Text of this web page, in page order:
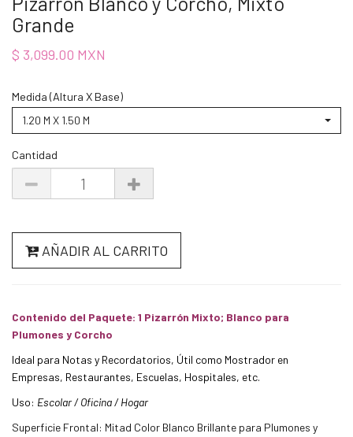
Grande
$ 3,099.00 MXN
Medida (Altura X Base)
1.20 M X 1.50 M
Cantidad
AÑADIR AL CARRITO
Contenido del Paquete: 1 Pizarrón Mixto; Blanco para
Plumones y Corcho
Ideal para Notas y Recordatorios, Útil como Mostrador en
Empresas, Restaurantes, Escuelas, Hospitales, etc.
Uso: Escolar / Oficina / Hogar
Superficie Frontal: Mitad Color Blanco Brillante para Plumones y